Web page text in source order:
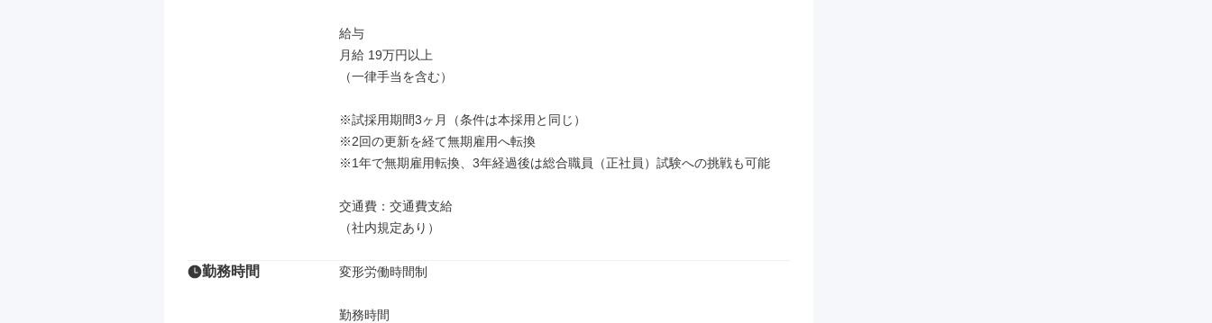
給与
月給 19万円以上
（一律手当を含む）
※試採用期間3ヶ月（条件は本採用と同じ）
※2回の更新を経て無期雇用へ転換
※1年で無期雇用転換、3年経過後は総合職員（正社員）試験への挑戦も可能
交通費：交通費支給
（社内規定あり）
勤務時間 変形労働時間制
勤務時間